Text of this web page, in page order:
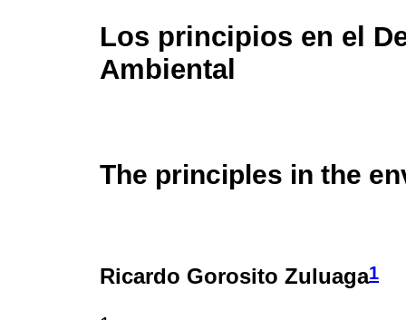
Los principios en el
Ambiental
The principles in the
Ricardo Gorosito Zuluaga1